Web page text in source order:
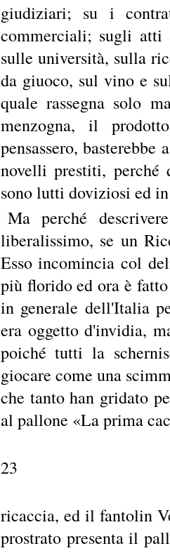
giudiziari; su i
commerciali; sugli
sulle università, sulla
da giuoco, sul vino e
quale rassegna solo
menzogna, il
pensassero,
novelli prestiti, perché
sono lutti doviziosi ed
Ma perché
liberalissimo, se un
Esso incomincia col
più florido ed ora è
in generale dell'Italia
era oggetto d'invidia,
poiché tutti la
giocare come una
che tanto han gridato
al pallone «La prima
23
ricaccia, ed il fantolin
prostrato presenta il